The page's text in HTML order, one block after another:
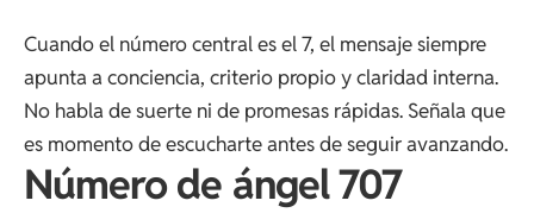
Cuando el número central es el 7, el mensaje siempre
apunta a conciencia, criterio propio y claridad interna.
No habla de suerte ni de promesas rápidas. Señala que
es momento de escucharte antes de seguir avanzando.
Número de ángel 707